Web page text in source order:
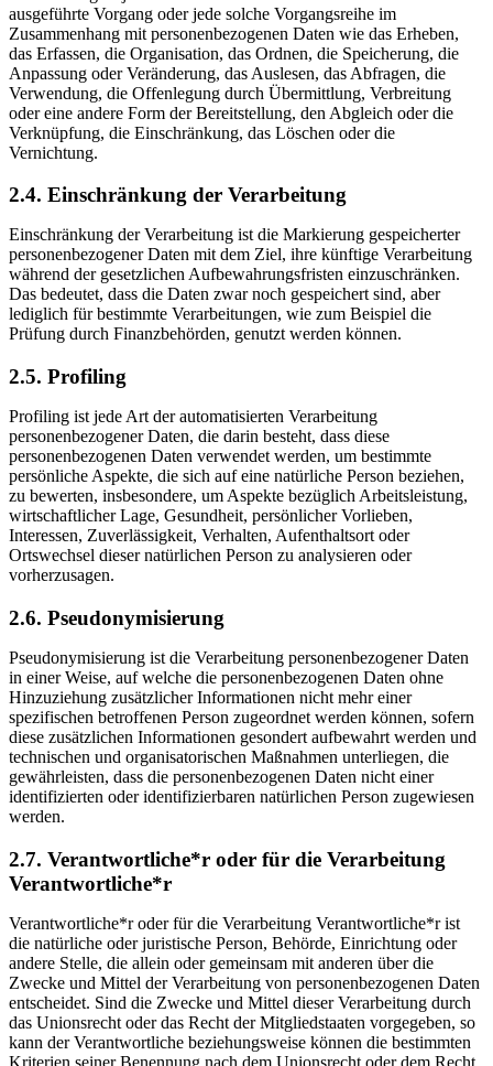
ausgeführte Vorgang oder jede solche Vorgangsreihe im
Zusammenhang mit personenbezogenen Daten wie das Erheben,
das Erfassen, die Organisation, das Ordnen, die Speicherung, die
Anpassung oder Veränderung, das Auslesen, das Abfragen, die
Verwendung, die Offenlegung durch Übermittlung, Verbreitung
oder eine andere Form der Bereitstellung, den Abgleich oder die
Verknüpfung, die Einschränkung, das Löschen oder die
Vernichtung.
2.4. Einschränkung der Verarbeitung
Einschränkung der Verarbeitung ist die Markierung gespeicherter
personenbezogener Daten mit dem Ziel, ihre künftige Verarbeitung
während der gesetzlichen Aufbewahrungsfristen einzuschränken.
Das bedeutet, dass die Daten zwar noch gespeichert sind, aber
lediglich für bestimmte Verarbeitungen, wie zum Beispiel die
Prüfung durch Finanzbehörden, genutzt werden können.
2.5. Profiling
Profiling ist jede Art der automatisierten Verarbeitung
personenbezogener Daten, die darin besteht, dass diese
personenbezogenen Daten verwendet werden, um bestimmte
persönliche Aspekte, die sich auf eine natürliche Person beziehen,
zu bewerten, insbesondere, um Aspekte bezüglich Arbeitsleistung,
wirtschaftlicher Lage, Gesundheit, persönlicher Vorlieben,
Interessen, Zuverlässigkeit, Verhalten, Aufenthaltsort oder
Ortswechsel dieser natürlichen Person zu analysieren oder
vorherzusagen.
2.6. Pseudonymisierung
Pseudonymisierung ist die Verarbeitung personenbezogener Daten
in einer Weise, auf welche die personenbezogenen Daten ohne
Hinzuziehung zusätzlicher Informationen nicht mehr einer
spezifischen betroffenen Person zugeordnet werden können, sofern
diese zusätzlichen Informationen gesondert aufbewahrt werden und
technischen und organisatorischen Maßnahmen unterliegen, die
gewährleisten, dass die personenbezogenen Daten nicht einer
identifizierten oder identifizierbaren natürlichen Person zugewiesen
werden.
2.7. Verantwortliche*r oder für die Verarbeitung
Verantwortliche*r
Verantwortliche*r oder für die Verarbeitung Verantwortliche*r ist
die natürliche oder juristische Person, Behörde, Einrichtung oder
andere Stelle, die allein oder gemeinsam mit anderen über die
Zwecke und Mittel der Verarbeitung von personenbezogenen Daten
entscheidet. Sind die Zwecke und Mittel dieser Verarbeitung durch
das Unionsrecht oder das Recht der Mitgliedstaaten vorgegeben, so
kann der Verantwortliche beziehungsweise können die bestimmten
Kriterien seiner Benennung nach dem Unionsrecht oder dem Recht